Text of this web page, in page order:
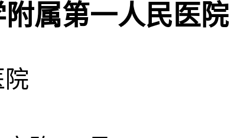
属第一人民医院